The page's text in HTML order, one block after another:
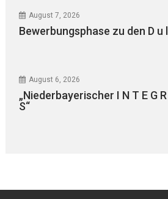
August 7, 2026
Bewerbungsphase zu den D u
August 6, 2026
„Niederbayerischer I N T E G R
S“